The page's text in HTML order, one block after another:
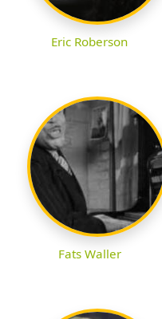
Eric Roberson
Fats Waller